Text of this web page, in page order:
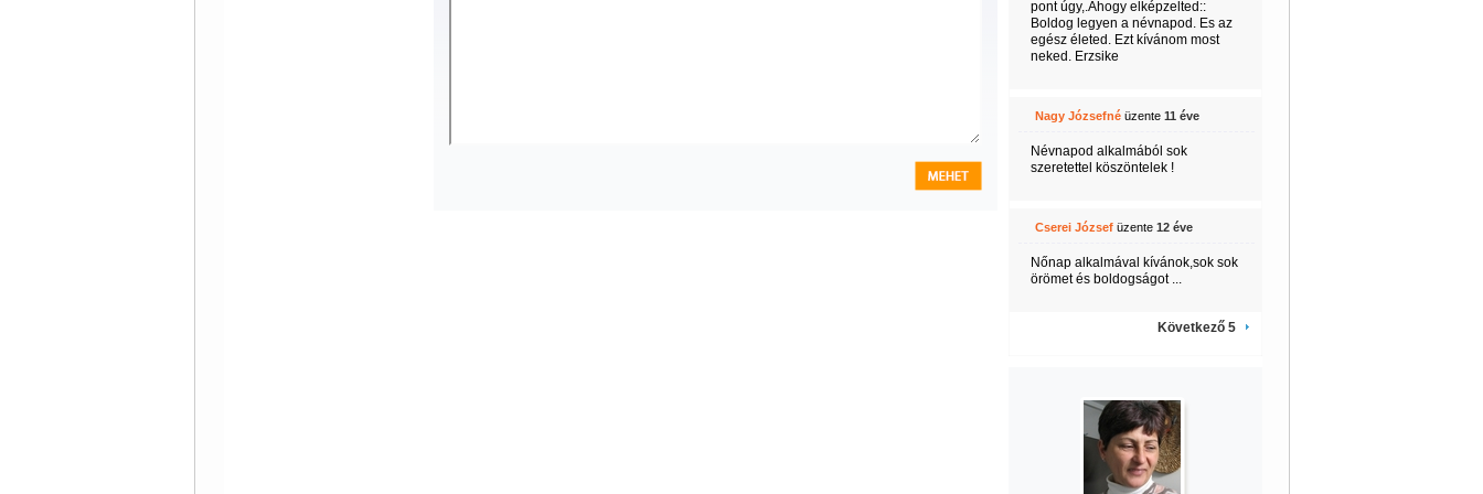
pont úgy,.Ahogy elképzelted::
Boldog legyen a névnapod. Es az
egész életed. Ezt kívánom most
neked. Erzsike
Nagy Józsefnéüzente 11 éve
Névnapod alkalmából sok
szeretettel köszöntelek !
Cserei Józsefüzente 12 éve
Nőnap alkalmával kívánok,sok sok
örömet és boldogságot ...
Következő 5